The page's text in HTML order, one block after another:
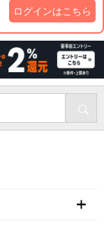
ログインはこちら